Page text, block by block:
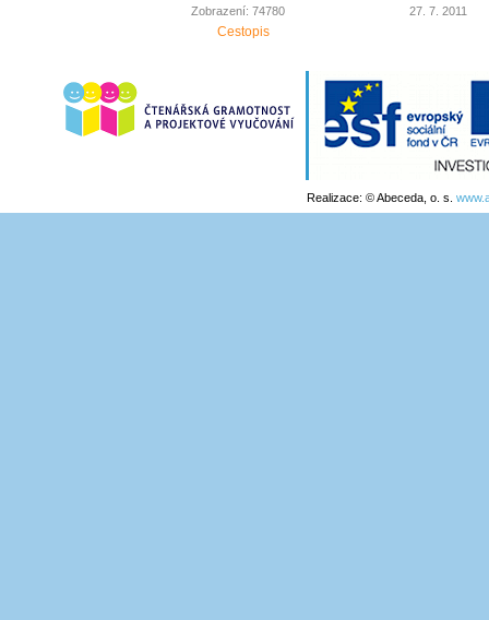
Zobrazení: 74780 27. 7. 2011
Cestopis
Realizace: © Abeceda, o. s.